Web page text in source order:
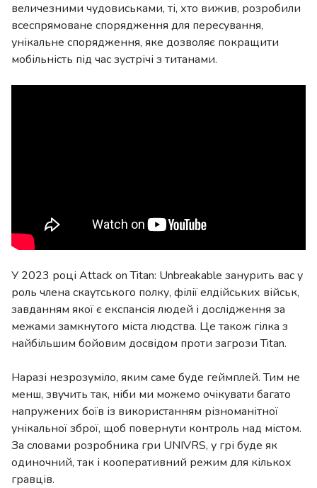
величезними чудовиськами, ті, хто вижив, розробили
всеспрямоване спорядження для пересування,
унікальне спорядження, яке дозволяє покращити
мобільність під час зустрічі з титанами.
У 2023 році Attack on Titan: Unbreakable занурить вас у
роль члена скаутського полку, філії елдійських військ,
завданням якої є експансія людей і дослідження за
межами замкнутого міста людства. Це також гілка з
найбільшим бойовим досвідом проти загрози Titan.
Наразі незрозуміло, яким саме буде геймплей. Тим не
менш, звучить так, ніби ми можемо очікувати багато
напружених боїв із використанням різноманітної
унікальної зброї, щоб повернути контроль над містом.
За словами розробника гри UNIVRS, у грі буде як
одиночний, так і кооперативний режим для кількох
гравців.